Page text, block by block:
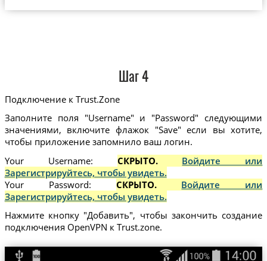
Шаг 4
Подключение к Trust.Zone
Заполните поля "Username" и "Password" следующими
значениями, включите флажок "Save" если вы хотите,
чтобы приложение запомнило ваш логин.
Your Username: СКРЫТО. Войдите или
Зарегистрируйтесь, чтобы увидеть.
Your Password: СКРЫТО. Войдите или
Зарегистрируйтесь, чтобы увидеть.
Нажмите кнопку "Добавить", чтобы закончить создание
подключения OpenVPN к Trust.zone.